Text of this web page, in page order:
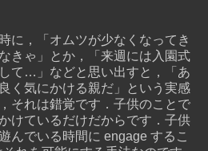
に，「オムツが少なくなってき
きゃ」とか，「来週には入園式
て…」などと思い出すと，「あ
く気にかける親だ」という実感
それは錯覚です．子供のことで
けているだけだからです．子供
んでいる時間に engage するこ